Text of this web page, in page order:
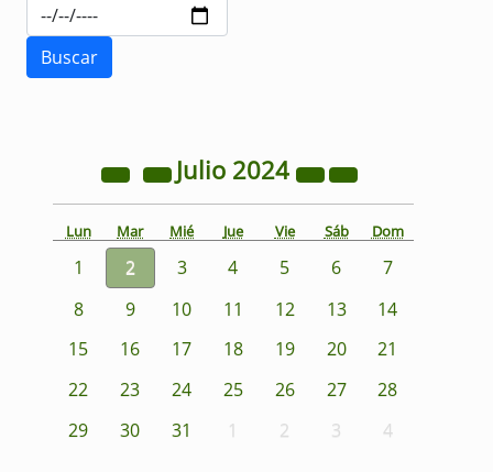
Julio 2024
Lun Mar Mié Jue Vie Sáb Dom
1 2 3 4 5 6
7
8
9 10 11 12 13
14
15
16 17 18 19 20
21
22
23 24 25 26 27
28
29
30 31 1 2 3 4